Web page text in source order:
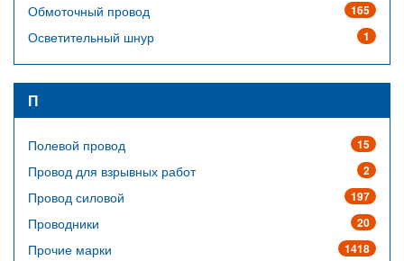
165
Обмоточный провод
1
Осветительный шнур
П
15
Полевой провод
2
Провод для взрывных работ
197
Провод силовой
20
Проводники
1418
Прочие марки